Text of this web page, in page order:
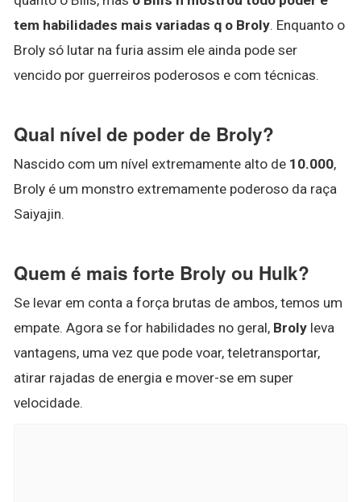
tem habilidades mais variadas q o Broly. Enquanto o
Broly só lutar na furia assim ele ainda pode ser
vencido por guerreiros poderosos e com técnicas.
Qual nível de poder de Broly?
Nascido com um nível extremamente alto de 10.000,
Broly é um monstro extremamente poderoso da raça
Saiyajin.
Quem é mais forte Broly ou Hulk?
Se levar em conta a força brutas de ambos, temos um
empate. Agora se for habilidades no geral, Broly leva
vantagens, uma vez que pode voar, teletransportar,
atirar rajadas de energia e mover-se em super
velocidade.